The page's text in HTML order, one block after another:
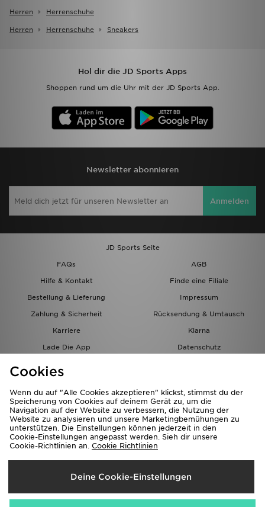
Herren Herrenschuhe
Herren Herrenschuhe Sneakers
Hol dir die JD Sports Apps
Shoppen rund um die Uhr mit der JD Sports App.
Newsletter abonnieren
Anmelden
JD Sports Seite
FAQs
AGB
Hilfe & Kontakt
Finde eine Filiale
Bestellung & Lieferung
Impressum
Zahlung & Sicherheit
Rücksendung & Umtausch
Karriere
Klarna
Lade Die App
Datenschutz
Lieferung Nach
Österreich
Cookies
Wenn du auf "Alle Cookies akzeptieren" klickst, stimmst du der
Speicherung von Cookies auf deinem Gerät zu, um die
Navigation auf der Website zu verbessern, die Nutzung der
Website zu analysieren und unsere Marketingbemühungen zu
unterstützen. Die Einstellungen können jederzeit in den
Cookie-Einstellungen angepasst werden. Sieh dir unsere
Cookie-Richtlinien an. Cookie Richtlinien
Deine Cookie-Einstellungen